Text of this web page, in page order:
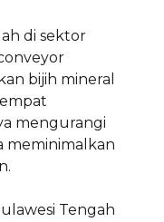
di sektor
bijih mineral
mengurangi
meminimalkan
Tengah